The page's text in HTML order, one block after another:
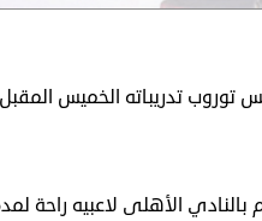
تدريباته الخميس
بالنادي الأهلى لاعبيه